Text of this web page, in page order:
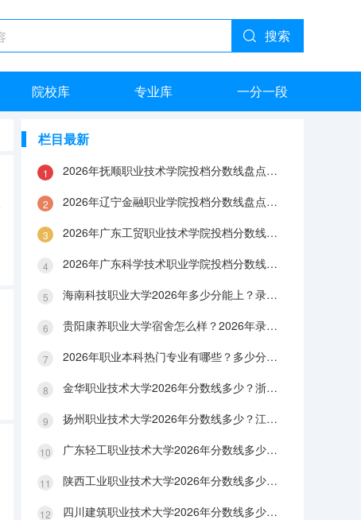
搜索
院校库 专业库 一分一段
栏目最新
2026年抚顺职业技术学院投档分数线盘点：录取分数、生活与就业指南
2026年辽宁金融职业学院投档分数线盘点：录取分数、生活与就业指南
2026年广东工贸职业技术学院投档分数线盘点：录取分数、生活与就业指南
2026年广东科学技术职业学院投档分数线盘点：录取分数、生活与就业指南
海南科技职业大学2026年多少分能上？录取分数线与生活成本解答
贵阳康养职业大学宿舍怎么样？2026年录取分数、费用及入学手续
2026年职业本科热门专业有哪些？多少分能上？绿牌专业有哪些？
金华职业技术大学2026年分数线多少？浙江考生563分能上吗？机械专业好就业吗？
扬州职业技术大学2026年分数线多少？江苏考生528分能上吗？医养照护好就业吗？
广东轻工职业技术大学2026年分数线多少？广东考生542分能上吗？
陕西工业职业技术大学2026年分数线多少？陕西考生355分能上吗？机械专业好就业吗？
四川建筑职业技术大学2026年分数线多少？四川考生510分能上吗？建筑专业好就业吗？